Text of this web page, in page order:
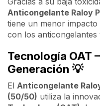
Anticongelante Raloy
tiene un menor
con los anticongelantes
Tecnología OAT
Generación 💡
El Anticongelante
(50/50) utiliza la